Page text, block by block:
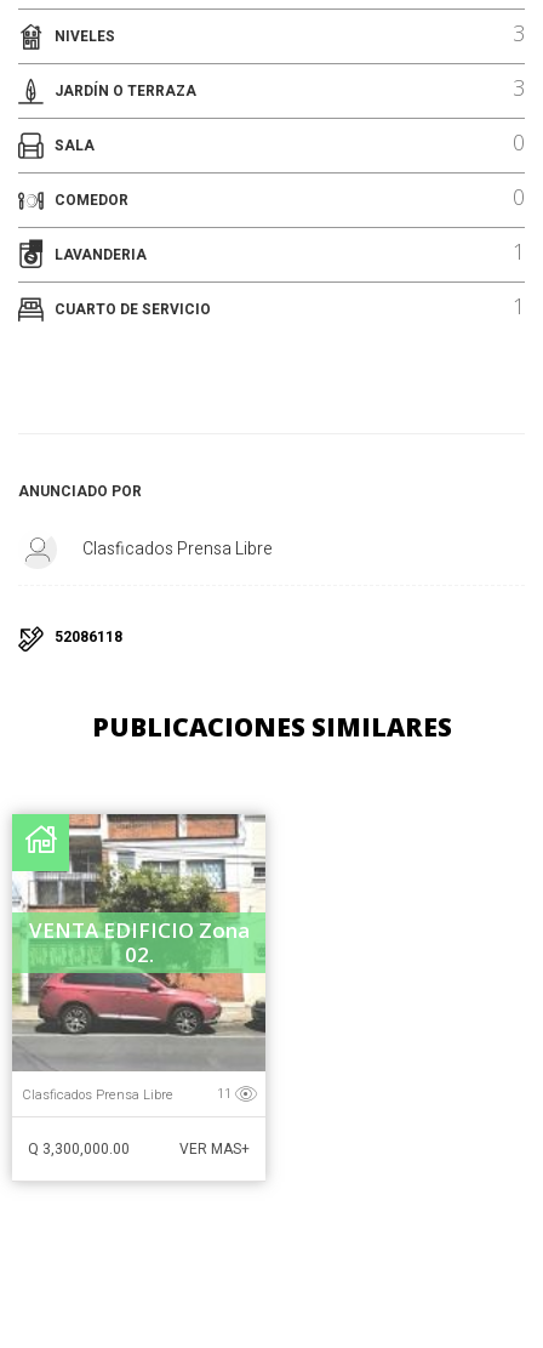
NIVELES 3
JARDÍN O TERRAZA 3
SALA 0
COMEDOR 0
LAVANDERIA 1
CUARTO DE SERVICIO 1
ANUNCIADO POR
Clasficados Prensa Libre
52086118
PUBLICACIONES SIMILARES
VENTA EDIFICIO Zona
02.
Clasficados Prensa Libre 11
Q 3,300,000.00 VER MAS+